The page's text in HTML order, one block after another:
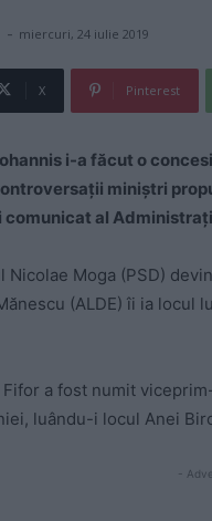
- miercuri, 24 iulie 2019
X Pinterest
i-a făcut o
miniștri
comunicat al
Nicolae Moga (PSD)
(ALDE) îi ia
Fifor a fost numit
luându-i locul Anei
-